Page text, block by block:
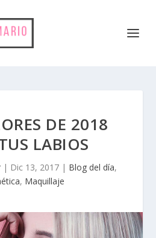
DE 2018
LABIOS
| Dic 13, 2017| Blog del día,
, Maquillaje